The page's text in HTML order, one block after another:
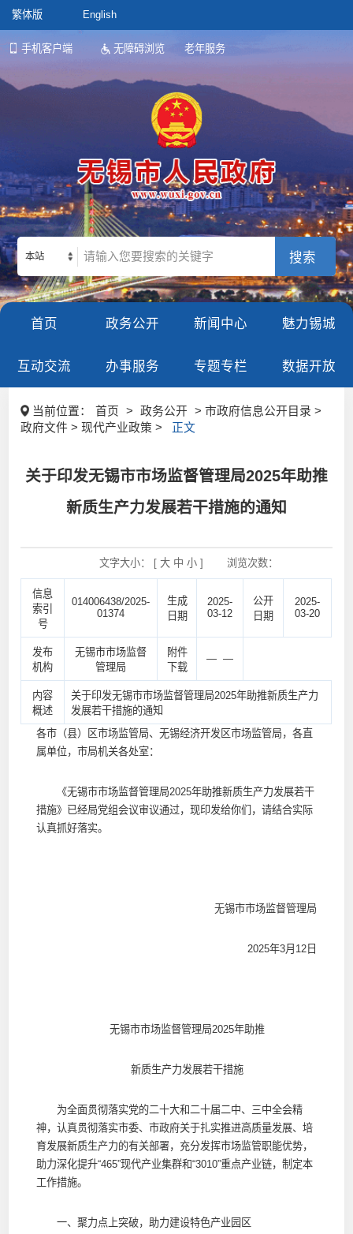
繁体版 English
手机客户端 无障碍浏览 老年服务
本站
首页 政务公开 新闻中心 魅力锡城
互动交流 办事服务 专题专栏 数据开放
当前位置： 首页 > 政务公开
> 市政府信息公开目录 >
政府文件 > 现代产业政策 >
正文
关于印发无锡市市场监督管理局2025年助推
新质生产力发展若干措施的通知
文字大小： [ 大 中 小] 浏览次数：
信息
索引
号
014006438/2025-
01374
生成
日期
2025-
03-12
公开
日期
2025-
03-20
发布
机构
无锡市市场监督
管理局
附件
下载
— —
内容
概述
关于印发无锡市市场监督管理局2025年助推新质生产力
发展若干措施的通知
各市（县）区市场监管局、无锡经济开发区市场监管局，各直
属单位，市局机关各处室：
《无锡市市场监督管理局2025年助推新质生产力发展若干
措施》已经局党组会议审议通过，现印发给你们，请结合实际
认真抓好落实。
无锡市市场监督管理局
2025年3月12日
无锡市市场监督管理局2025年助推
新质生产力发展若干措施
为全面贯彻落实党的二十大和二十届二中、三中全会精
神，认真贯彻落实市委、市政府关于扎实推进高质量发展、培
育发展新质生产力的有关部署，充分发挥市场监管职能优势，
助力深化提升“465”现代产业集群和“3010”重点产业链，制定本
工作措施。
一、聚力点上突破，助力建设特色产业园区